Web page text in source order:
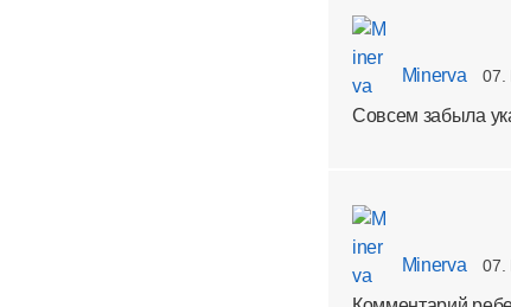
Minerva 07.
Совсем забыла
Minerva 07.